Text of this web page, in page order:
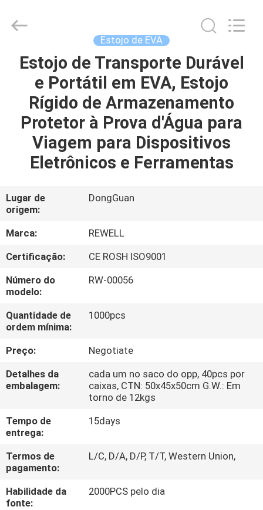
CASA
PRODUTOS
SOBRE
NÓS
EXCURSÃO
DA
FÁBRICA
CONTROLE
DA
QUALIDADE
MAPA
DO
SITE
PRIVACY
Rights
Estojo de EVA
Estojo de Transporte Durável
e Portátil em EVA, Estojo
Rígido de Armazenamento
Protetor à Prova d'Água para
Viagem para Dispositivos
Eletrônicos e Ferramentas
Lugar de
origem:
DongGuan
Marca:
REWELL
Certificação:
CE ROSH ISO9001
Número do
modelo:
RW-00056
Quantidade de
ordem mínima:
1000pcs
Preço:
Negotiate
Detalhes da
embalagem:
cada um no saco do opp, 40pcs por
caixas, CTN: 50x45x50cm G.W.: Em
torno de 12kgs
Tempo de
entrega:
15days
Termos de
pagamento:
L/C, D/A, D/P, T/T, Western Union,
Habilidade da
fonte:
2000PCS pelo dia